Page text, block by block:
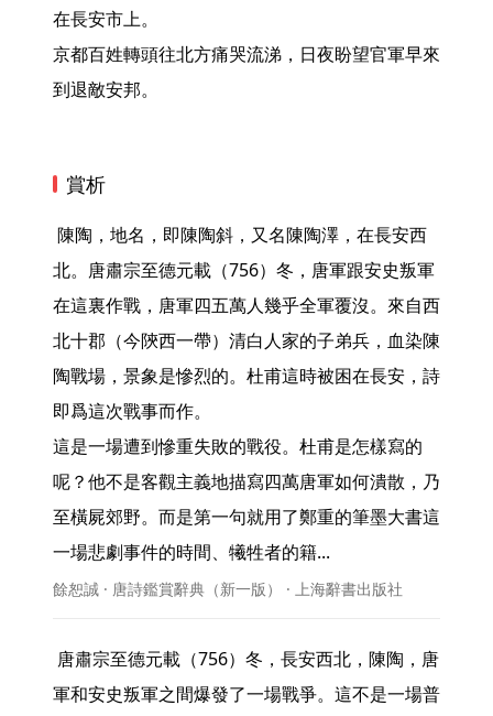
在長安市上。
京都百姓轉頭往北方痛哭流涕，日夜盼望官軍早來
到退敵安邦。
賞析
北。唐肅宗至德元載（756）冬，唐軍跟安史叛軍
在這裏作戰，唐軍四五萬人幾乎全軍覆沒。來自西
北十郡（今陝西一帶）清白人家的子弟兵，血染陳
陶戰場，景象是慘烈的。杜甫這時被困在長安，詩
即爲這次戰事而作。
這是一場遭到慘重失敗的戰役。杜甫是怎樣寫的
呢？他不是客觀主義地描寫四萬唐軍如何潰散，乃
至橫屍郊野。而是第一句就用了鄭重的筆墨大書這
一場悲劇事件的時間、犧牲者的籍...
餘恕誠 · 唐詩鑑賞辭典（新一版） · 上海辭書出版社
軍和安史叛軍之間爆發了一場戰爭。這不是一場普